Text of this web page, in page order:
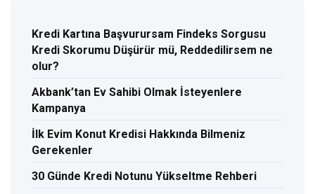
Kredi Kartına Başvurursam Findeks Sorgusu
Kredi Skorumu Düşürür mü, Reddedilirsem ne
olur?
Akbank’tan Ev Sahibi Olmak İsteyenlere
Kampanya
İlk Evim Konut Kredisi Hakkında Bilmeniz
Gerekenler
30 Günde Kredi Notunu Yükseltme Rehberi